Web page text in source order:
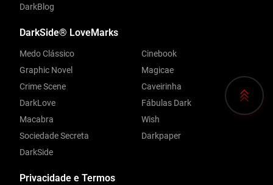
Privacidade e Termos
DarkBlog
DarkSide® LoveMarks
Medo Clássico
Graphic Novel
Crime Scene
DarkLove
Macabra
Sociedade Secreta
DarkSide
Cinebook
Magicae
Caveirinha
Fábulas Dark
Wish
Darkpaper